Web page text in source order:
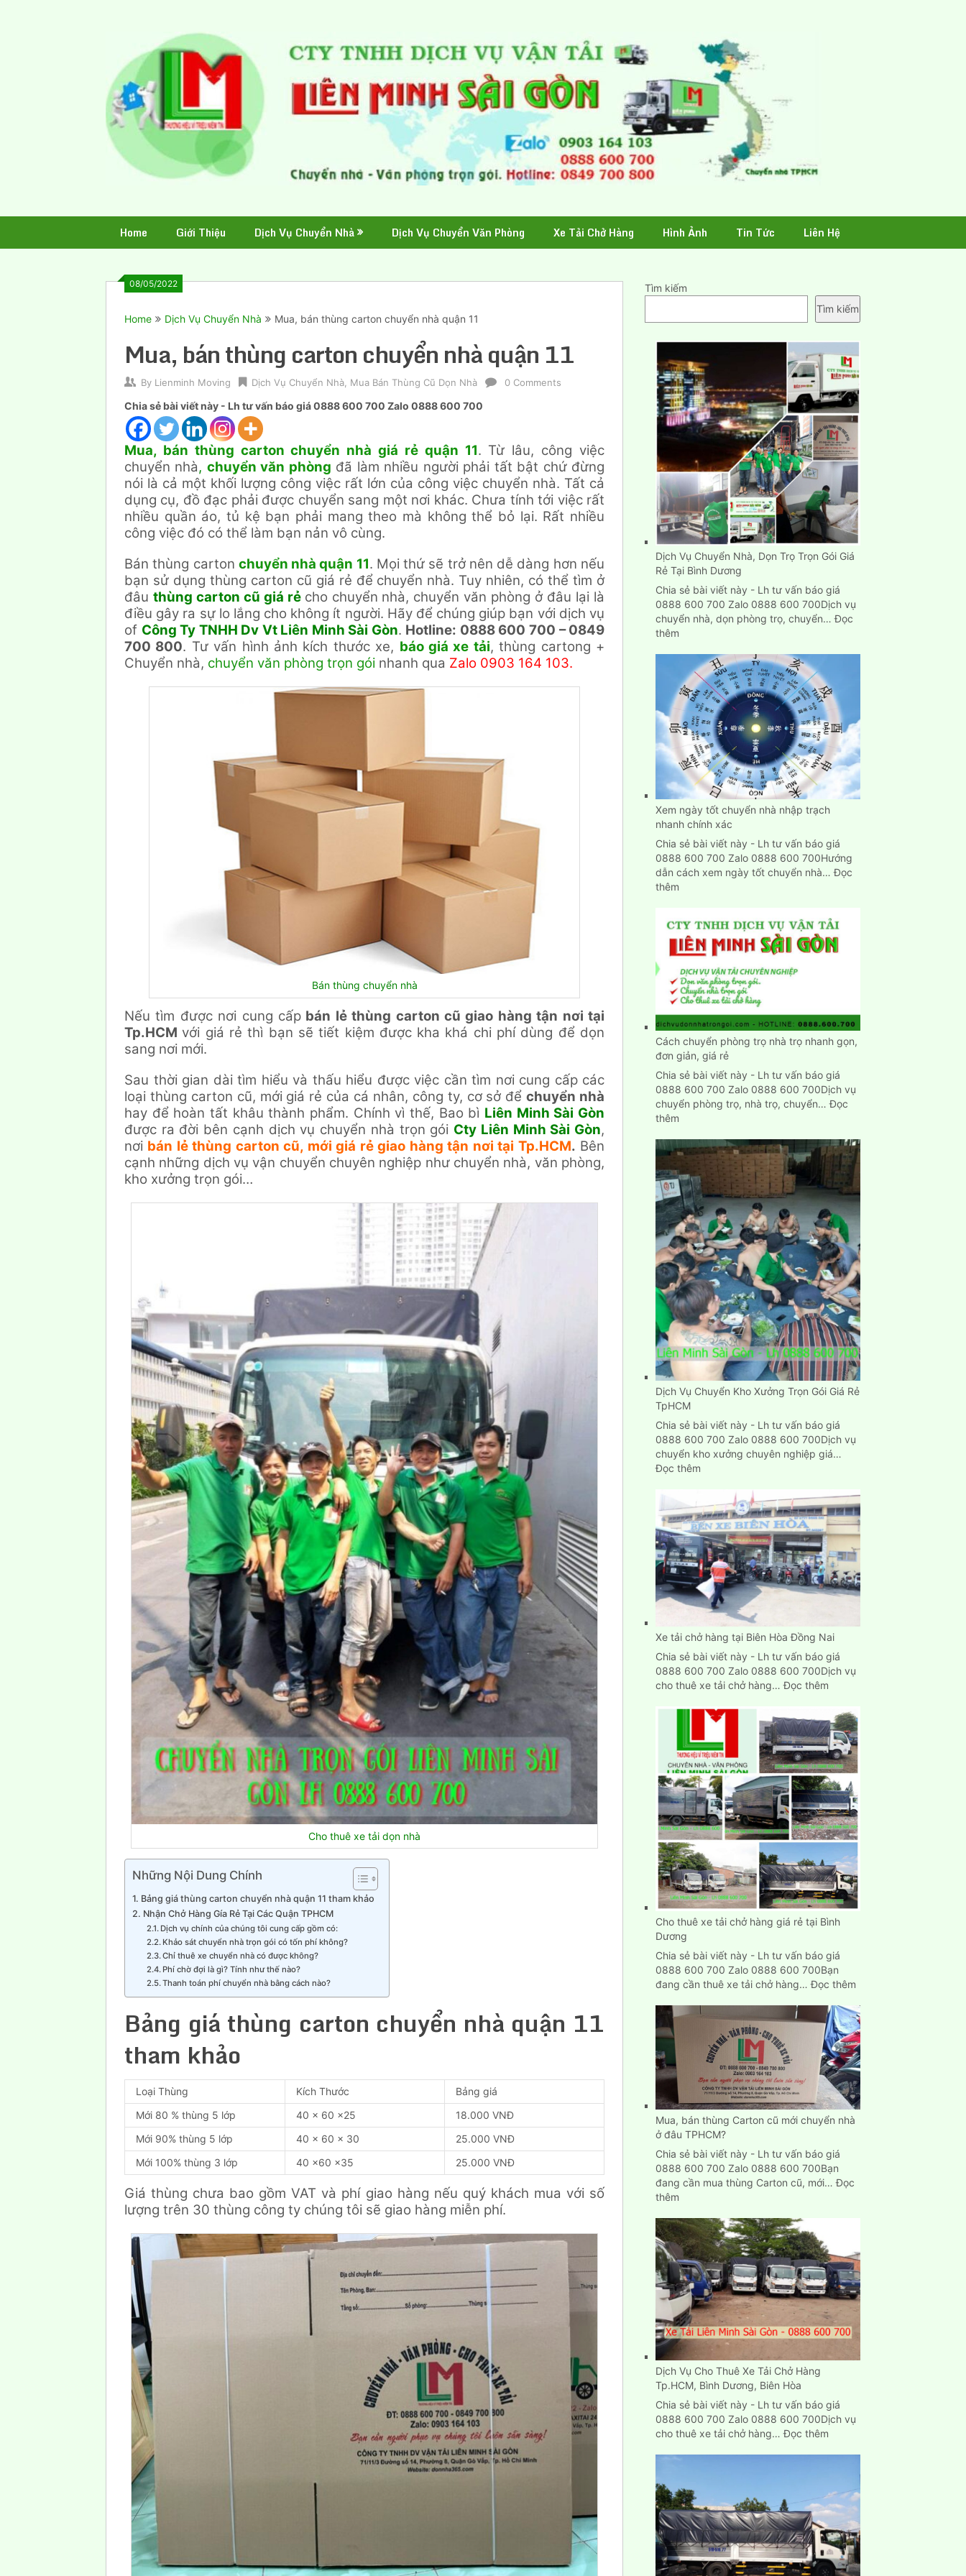
Home Giới Thiệu Dịch Vụ Chuyển Nhà Dịch Vụ Chuyển Văn Phòng Xe Tải Chở Hàng Hình Ảnh Tin Tức Liên Hệ
08/05/2022
Home Dịch Vụ Chuyển Nhà Mua, bán thùng carton chuyển nhà quận 11
Mua, bán thùng carton chuyển nhà quận 11
By Lienminh Moving Dịch Vụ Chuyển Nhà Mua Bán Thùng Cũ Dọn Nhà 0 Comments
Chia sẻ bài viết này - Lh tư vấn báo giá 0888 600 700 Zalo 0888 600 700
Mua, bán thùng carton chuyển nhà giá rẻ quận 11. Từ lâu, công việc
chuyển nhà, chuyển văn phòng đã làm nhiều người phải tất bật chứ đừng
nói là cả một khối lượng công việc rất lớn của công việc chuyển nhà. Tất cả
dụng cụ, đồ đạc phải được chuyển sang một nơi khác. Chưa tính tới việc rất
nhiều quần áo, tủ kệ bạn phải mang theo mà không thể bỏ lại. Rất nhiều
công việc đó có thể làm bạn nản vô cùng.
Bán thùng carton chuyển nhà quận 11. Mọi thứ sẽ trở nên dễ dàng hơn nếu
bạn sử dụng thùng carton cũ giá rẻ để chuyển nhà. Tuy nhiên, có thể tìm ở
đâu thùng carton cũ giá rẻ cho chuyển nhà, chuyển văn phòng ở đâu lại là
điều gây ra sự lo lắng cho không ít người. Hãy để chúng giúp bạn với dịch vụ
of Công Ty TNHH Dv Vt Liên Minh Sài Gòn. Hotline: 0888 600 700 – 0849
700 800. Tư vấn hình ảnh kích thước xe, báo giá xe tải, thùng cartong +
Chuyển nhà, chuyển văn phòng trọn gói nhanh qua Zalo 0903 164 103.
Bán thùng chuyển nhà
Nếu tìm được nơi cung cấp bán lẻ thùng carton cũ giao hàng tận nơi tại
Tp.HCM với giá rẻ thì bạn sẽ tiết kiệm được kha khá chi phí dùng để dọn
sang nơi mới.
Sau thời gian dài tìm hiểu và thấu hiểu được việc cần tìm nơi cung cấp các
loại thùng carton cũ, mới giá rẻ của cá nhân, công ty, cơ sở đểchuyển nhà
hay để hoàn tất khâu thành phẩm. Chính vì thế, Bao bì Liên Minh Sài Gòn
được ra đời bên cạnh dịch vụ chuyển nhà trọn gói Cty Liên Minh Sài Gòn,
nơi bán lẻ thùng carton cũ, mới giá rẻ giao hàng tận nơi tại Tp.HCM. Bên
cạnh những dịch vụ vận chuyển chuyên nghiệp như chuyển nhà, văn phòng,
kho xưởng trọn gói…
Cho thuê xe tải dọn nhà
Những Nội Dung Chính
Bảng giá thùng carton chuyển nhà quận 11 tham khảo
Nhận Chở Hàng Gía Rẻ Tại Các Quận TPHCM
Dịch vụ chính của chúng tôi cung cấp gồm có:
Khảo sát chuyển nhà trọn gói có tốn phí không?
Chỉ thuê xe chuyển nhà có được không?
Phí chờ đợi là gì? Tính như thế nào?
Thanh toán phí chuyển nhà bằng cách nào?
Bảng giá thùng carton chuyển nhà quận 11
tham khảo
Loại Thùng Kích Thước
Bảng giá
Mới 80 % thùng 5 lớp
40 x 60 x25
18.000 VNĐ
Mới 90% thùng 5 lớp
40 x 60 x 30
25.000 VNĐ
Mới 100% thùng 3 lớp
40 x60 x35 25.000 VNĐ
Giá thùng chưa bao gồm VAT và phí giao hàng nếu quý khách mua với số
lượng trên 30 thùng công ty chúng tôi sẽ giao hàng miễn phí.
Tìm kiếm
Tìm kiếm
Dịch Vụ Chuyển Nhà, Dọn Trọ Trọn Gói Giá
Rẻ Tại Bình Dương
Chia sẻ bài viết này - Lh tư vấn báo giá
0888 600 700 Zalo 0888 600 700Dịch vụ
chuyển nhà, dọn phòng trọ, chuyển…Đọc
thêm
Chuyển
Nhà,
Dọn
Trọ
Trọn
Giá
Rẻ
Tại
Bình
Dương
Xem ngày tốt chuyển nhà nhập trạch
nhanh chính xác
Chia sẻ bài viết này - Lh tư vấn báo giá
0888 600 700 Zalo 0888 600 700Hướng
dẫn cách xem ngày tốt chuyển nhà…Đọc
thêm
tốt
chuyển
nhà
nhập
trạch
nhanh
chính
xác
Cách chuyển phòng trọ nhà trọ nhanh gọn,
đơn giản, giá rẻ
Chia sẻ bài viết này - Lh tư vấn báo giá
0888 600 700 Zalo 0888 600 700Dịch vụ
chuyển phòng trọ, nhà trọ, chuyển…Đọc
thêm
chuyển
phòng
trọ
nhà
trọ
nhanh
gọn,
đơn
giản,
giá
rẻ
Dịch Vụ Chuyển Kho Xưởng Trọn Gói Giá Rẻ
TpHCM
Chia sẻ bài viết này - Lh tư vấn báo giá
0888 600 700 Zalo 0888 600 700Dịch vụ
chuyển kho xưởng chuyên nghiệp giá…
Đọc thêm
Chuyển
Kho
Xưởng
Trọn
Gói
Giá
Rẻ
TpHCM
Xe tải chở hàng tại Biên Hòa Đồng Nai
Chia sẻ bài viết này - Lh tư vấn báo giá
0888 600 700 Zalo 0888 600 700Dịch vụ
cho thuê xe tải chở hàng…Đọc thêm
tải
chở
hàng
tại
Biên
Hòa
Đồng
Nai
Cho thuê xe tải chở hàng giá rẻ tại Bình
Dương
Chia sẻ bài viết này - Lh tư vấn báo giá
0888 600 700 Zalo 0888 600 700Bạn
đang cần thuê xe tải chở hàng…Đọc thêm
thuê
xe
tải
chở
hàng
giá
rẻ
tại
Mua, bán thùng Carton cũ mới chuyển nhà
ở đâu TPHCM?
Chia sẻ bài viết này - Lh tư vấn báo giá
0888 600 700 Zalo 0888 600 700Bạn
đang cần mua thùng Carton cũ, mới…Đọc
thêm
bán
thùng
Carton
cũ
mới
chuyển
nhà
ở
đâu
TPHCM?
Dịch Vụ Cho Thuê Xe Tải Chở Hàng
Tp.HCM, Bình Dương, Biên Hòa
Chia sẻ bài viết này - Lh tư vấn báo giá
0888 600 700 Zalo 0888 600 700Dịch vụ
cho thuê xe tải chở hàng…Đọc thêm
Thuê
Xe
Tải
Chở
Hàng
Tp.HCM,